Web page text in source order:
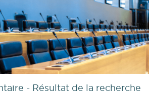
- Résultat de la recherche